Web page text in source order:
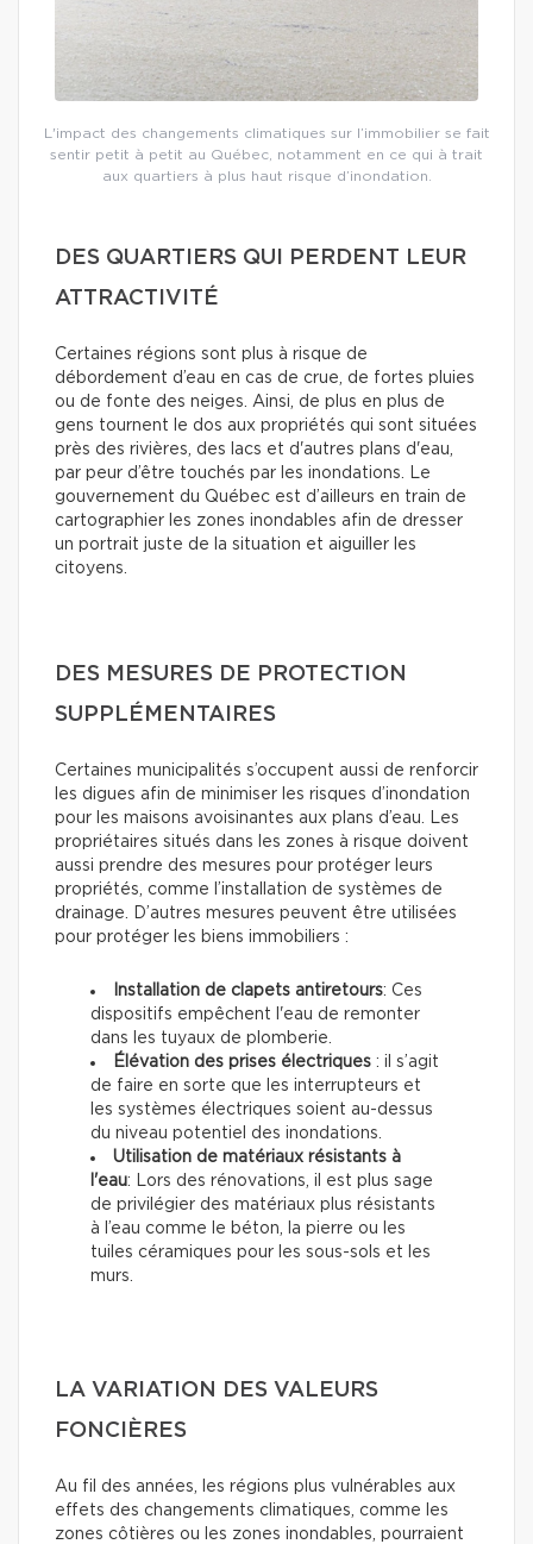
L'impact des changements climatiques sur l’immobilier se fait
sentir petit à petit au Québec, notamment en ce qui à trait
aux quartiers à plus haut risque d’inondation.
DES QUARTIERS QUI PERDENT LEUR
ATTRACTIVITÉ
Certaines régions sont plus à risque de
débordement d’eau en cas de crue, de fortes pluies
ou de fonte des neiges. Ainsi, de plus en plus de
gens tournent le dos aux propriétés qui sont situées
près des rivières, des lacs et d'autres plans d'eau,
par peur d’être touchés par les inondations. Le
gouvernement du Québec est d’ailleurs en train de
cartographier les zones inondables afin de dresser
un portrait juste de la situation et aiguiller les
citoyens.
DES MESURES DE PROTECTION
SUPPLÉMENTAIRES
Certaines municipalités s’occupent aussi de renforcir
les digues afin de minimiser les risques d’inondation
pour les maisons avoisinantes aux plans d’eau. Les
propriétaires situés dans les zones à risque doivent
aussi prendre des mesures pour protéger leurs
propriétés, comme l’installation de systèmes de
drainage. D’autres mesures peuvent être utilisées
pour protéger les biens immobiliers :
Installation de clapets antiretours: Ces
dispositifs empêchent l'eau de remonter
dans les tuyaux de plomberie.
Élévation des prises électriques : il s’agit
de faire en sorte que les interrupteurs et
les systèmes électriques soient au-dessus
du niveau potentiel des inondations.
Utilisation de matériaux résistants à
l'eau: Lors des rénovations, il est plus sage
de privilégier des matériaux plus résistants
à l’eau comme le béton, la pierre ou les
tuiles céramiques pour les sous-sols et les
murs.
LA VARIATION DES VALEURS
FONCIÈRES
Au fil des années, les régions plus vulnérables aux
effets des changements climatiques, comme les
zones côtières ou les zones inondables, pourraient